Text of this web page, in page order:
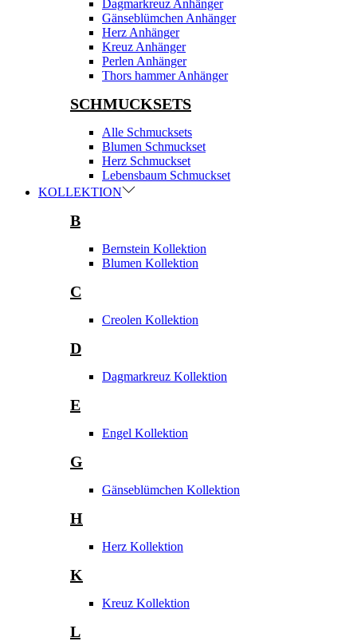
Dagmarkreuz Anhänger
Gänseblümchen Anhänger
Herz Anhänger
Kreuz Anhänger
Perlen Anhänger
Thors hammer Anhänger
SCHMUCKSETS
Alle Schmucksets
Blumen Schmuckset
Herz Schmuckset
Lebensbaum Schmuckset
KOLLEKTION
B
Bernstein Kollektion
Blumen Kollektion
C
Creolen Kollektion
D
Dagmarkreuz Kollektion
E
Engel Kollektion
G
Gänseblümchen Kollektion
H
Herz Kollektion
K
Kreuz Kollektion
L